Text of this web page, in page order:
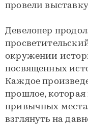
провели
Девелопер
окружении
посвященных
Каждое
прошлое, которая
привычных
взглянуть на